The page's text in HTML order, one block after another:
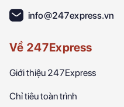
info@247express.vn
Về 247Express
Giới thiệu 247Express
Chỉ tiêu toàn trình